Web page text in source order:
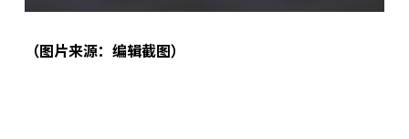
（图片来源：编辑截图）